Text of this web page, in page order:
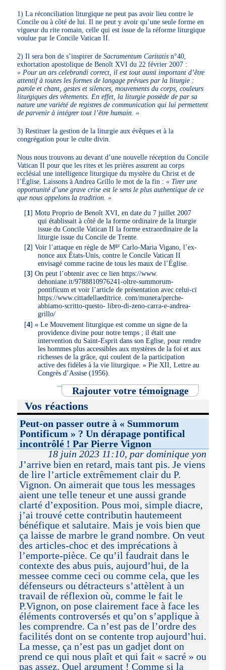
1) La réconciliation liturgique ne peut pas avoir lieu contre le
Concile ou à côté de lui. Il ne peut y avoir qu’une seule forme en
vigueur du rite romain, celle qui est issue de la réforme liturgique
voulue par le Concile Vatican II.
2) Il sera bon de s’inspirer deSacramentum Caritatis n°40,
exhortation apostolique de Benoît XVI du 22 février 2007 :
« Pour un ars celebrandi correct, il est tout aussi important d’être
attentif à toutes les formes de langage prévues par la liturgie :
parole et chant, gestes et silences, mouvements du corps, couleurs
liturgiques des vêtements. En effet, la liturgie possède de par sa
nature une variété de registres de communication qui lui permettent
de parvenir à intégrer tout l’être humain. »
3) Restituer la gestion de la liturgie aux évêques et à la
congrégation pour le culte divin.
Nous nous trouvons au devant d’une nouvelle réception du Concile
Vatican II pour que les rites et les prières assurent au corps
ecclésial une intelligence liturgique du mystère du Christ et de
l’Église. Laissons à Andrea Grillo le mot de la fin :« Tirer une
opportunité d’une grave crise est le sens le plus authentique de ce
que nous appelons la tradition. »
[1]Motu Proprio de Benoît XVI, en date du 7 juillet 2007
qui établissait à côté de la forme ordinaire de la liturgie
issue du Concile Vatican II la forme extraordinaire de la
liturgie issue du Concile de Trente.
[2]Voir l’attaque en règle de Mgr Carlo-Maria Vigano, l’ex-
nonce aux États-Unis, contre le Concile Vatican II
envisagé comme racine de tous les maux de l’Église.
[3]On peut l’obtenir avec ce lien https://www.
dehoniane.it/9788810976241-oltre-summorum-
pontificum et voir l’article de présentation avec celui-ci
https://www.cittadellaeditrice. com/munera/perche-
abbiamo-scritto-questo- libro-di-zeno-carra-e-andrea-
grillo/
[4]« Le Mouvement liturgique est comme un signe de la
providence divine pour notre temps ; il était une
intervention du Saint-Esprit dans son Eglise, pour rendre
les hommes plus accessibles aux mystères de la foi et aux
richesses de la grâce, qui coulent de la participation
active des fidèles à la vie liturgique. » Pie XII, Lettre au
Congrès d’Assise (1956).
Rajouter votre témoignage
Vos réactions
Peut-on passer outre à « Summorum
Pontificum » ? Un dérapage pontifical
incontrôlé ! Par Pierre Vignon
18 juin 2023 11:10, par dominique yon
J’arrive bien en retard, mais tant pis. Je viens
de lire l’article extrêmement clair du P.
Vignon. On aimerait que tous les messages
aient une telle teneur et une aussi grande
clarté d’exposition. Pous moi, simple diacre,
j’ai trouvé cette contributin hautemeent
bénéfique et salutaire. Mais je vois bien que
ça laisse de marbre le grand nombre. On veut
des articles-choc et des imprécations à
l’emporte-pièce. Ce qu’il faudrait dans le
contexte des abus puis, aujourd’hui, de la
messee comme ceci ou comme cela, que les
défenseurs ou détracteurs s’attèlent à un
travail de réflexion où, comme le fait le
P.Vignon, on pose clairement face à face les
éléments controversés et qu’on s’applique à
les comprendre. Ca n’est pas de l’ordre des
facilités dont on se contente trop aujourd’hui.
La messe, ça n’est pas un gadjet dont on
prend ce qui nous plaît et qui fait « sacré » ou
pas assez. Quel argument ! Comme si la